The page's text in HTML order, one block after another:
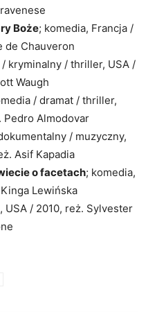
Boże; komedia, Francja /
de Chauveron
/ kryminalny / thriller, USA /
Waugh
/ dramat / thriller,
Pedro Almodovar
/ muzyczny,
Asif Kapadia
o facetach; komedia,
Lewińska
USA / 2010, reż. Sylvester